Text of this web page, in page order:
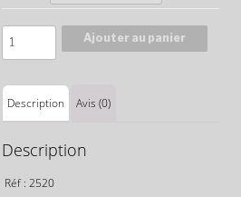
Ajouter au panier
Description Avis (0)
Description
Réf : 2520